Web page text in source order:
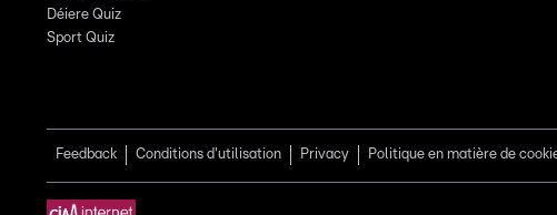
Déiere Quiz
Sport Quiz
Feedback Conditions d'utilisation Privacy Politique en matière de